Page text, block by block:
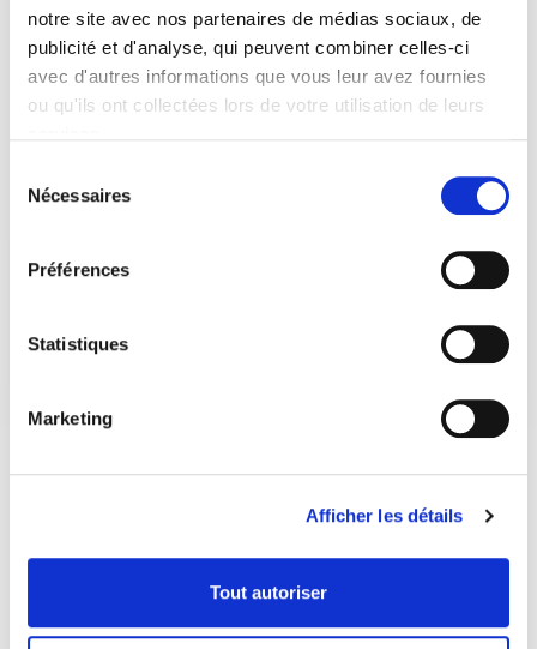
notre site avec nos partenaires de médias sociaux, de
publicité et d'analyse, qui peuvent combiner celles-ci
avec d'autres informations que vous leur avez fournies
ou qu'ils ont collectées lors de votre utilisation de leurs
Nécessaires
Préférences
Statistiques
Marketing
Afficher les détails
Tout autoriser
révolte de paysans contre leurs seigneurs. Les serfs en ont
marre du conflit et des tributs à payer pour qu’ils puissent
guerroyer. La répression sera terrible…
14 septembre 2018 0 5